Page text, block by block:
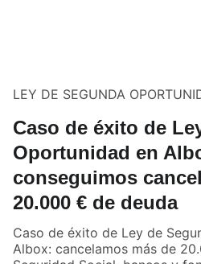
LEY DE SEGUNDA
Caso de éxito de
Oportunidad en
conseguimos
20.000 € de deuda
Caso de éxito de Ley de
Albox: cancelamos más de